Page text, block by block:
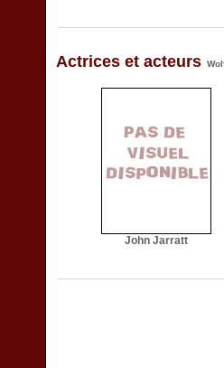
Actrices et acteurs
John Jarratt